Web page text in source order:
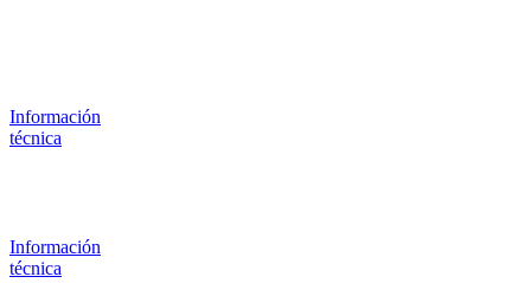
Información
técnica
Información
técnica